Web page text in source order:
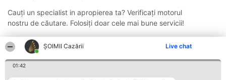
ȘOIMII Cazării Live chat
01:42
Cauți un specialist in apropierea ta? Verificați motorul
nostru de căutare. Folosiți doar cele mai bune servicii!